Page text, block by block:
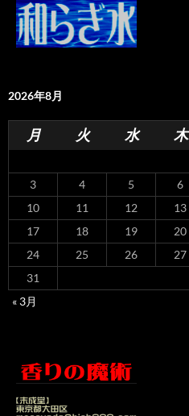
2026年8月
月 火 水 木
3
4 5 6
10
11 12 13
17
18 19 20
24
25 26 27
31
« 3月